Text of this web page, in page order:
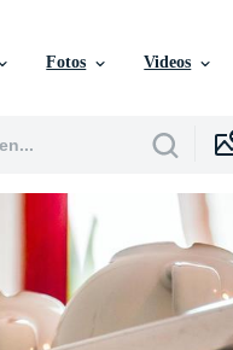
Fotos Videos